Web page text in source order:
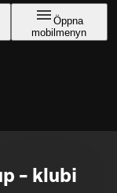
Öppna
mobilmenyn
- klubi